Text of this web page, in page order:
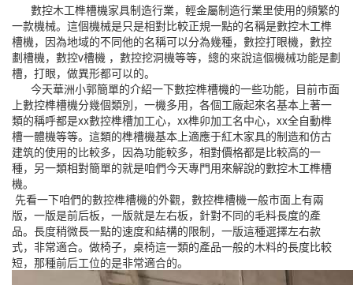
數控木工榫槽機家具制造行業，輕金屬制造行業里使用的頻繁的
一款機械。這個機械是只是相對比較正規一點的名稱是數控木工榫
槽機，因為地域的不同他的名稱可以分為幾種，數控打眼機，數控
劃槽機，數控v槽機 ，數控挖洞機等等，總的來說這個機械功能是劃
槽，打眼，做異形都可以的。
今天華洲小郭簡單的介紹一下數控榫槽機的一些功能，目前市面
上數控榫槽機分幾個類別，一機多用，各個工廠起來名基本上著一
類的稱呼都是xx數控榫槽加工心，xx榫卯加工名中心，xx全自動榫
槽一體機等等。這類的榫槽機基本上適應于紅木家具的制造和仿古
建筑的使用的比較多，因為功能較多，相對價格都是比較高的一
種，另一類相對簡單的就是咱們今天專門用來解說的數控木工榫槽
機。
先看一下咱們的數控榫槽機的外觀，數控榫槽機一般市面上有兩
版，一版是前后板，一版就是左右板，針對不同的毛料長度的產
品。長度稍微長一點的速度和結構的限制，一版這種選擇左右款
式，非常適合。做椅子，桌椅這一類的產品一般的木料的長度比較
短，那種前后工位的是非常適合的。